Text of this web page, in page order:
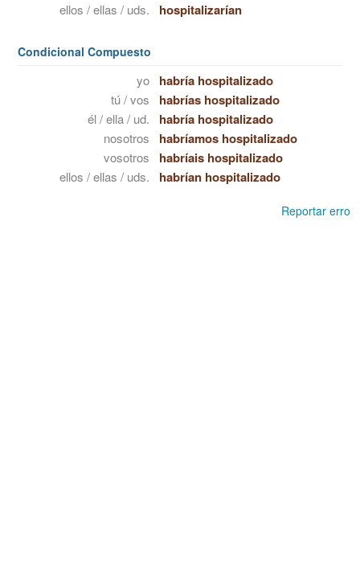
ellos / ellas / uds. hospitalizarían
Condicional Compuesto
yo habría hospitalizado
tú / vos habrías hospitalizado
él / ella / ud. habría hospitalizado
nosotros habríamos hospitalizado
vosotros habríais hospitalizado
ellos / ellas / uds. habrían hospitalizado
Reportar erro